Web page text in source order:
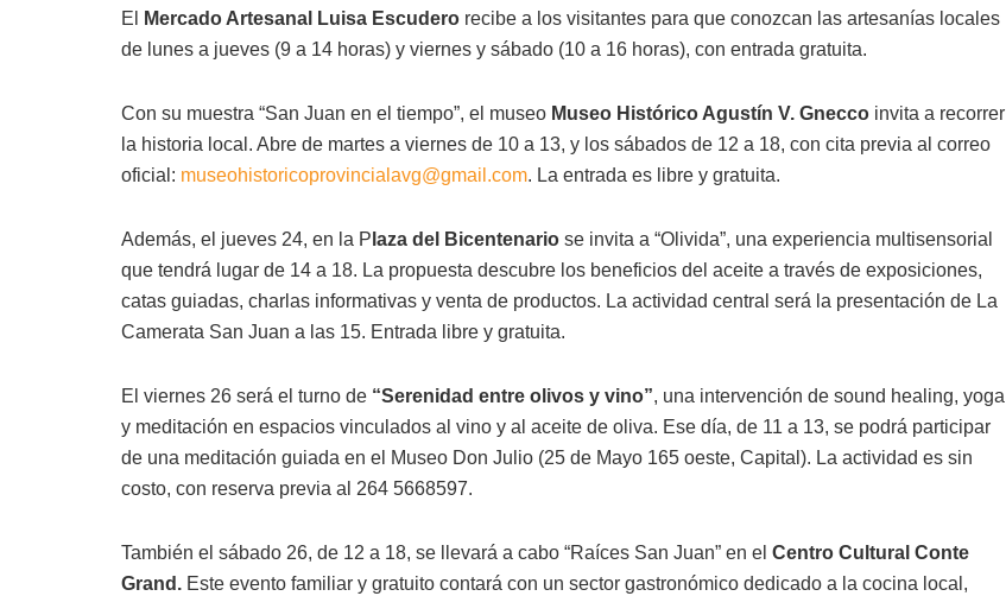
El
Mercado Artesanal Luisa Escudero recibe a los visitantes para que conozcan las artesanías locales
de lunes a jueves (9 a 14 horas) y viernes y sábado (10 a 16 horas), con entrada gratuita.
Con su muestra “San Juan en el tiempo”, el museo Museo Histórico Agustín V. Gnecco invita a recorrer
la historia local. Abre de martes a viernes de 10 a 13, y los sábados de 12 a 18, con cita previa al correo
oficial: museohistoricoprovincialavg@gmail.com. La entrada es libre y gratuita.
Además, el jueves 24, en la P laza del Bicentenario se invita a “Olivida”, una experiencia multisensorial
que tendrá lugar de 14 a 18. La propuesta descubre los beneficios del aceite a través de exposiciones,
catas guiadas, charlas informativas y venta de productos. La actividad central será la presentación de La
Camerata San Juan a las 15. Entrada libre y gratuita.
El viernes 26 será el turno de “Serenidad entre olivos y vino”, una intervención de sound healing, yoga
y meditación en espacios vinculados al vino y al aceite de oliva. Ese día, de 11 a 13, se podrá participar
de una meditación guiada en el Museo Don Julio (25 de Mayo 165 oeste, Capital). La actividad es sin
costo, con reserva previa al 264 5668597.
También el sábado 26, de 12 a 18, se llevará a cabo “Raíces San Juan” en el Centro Cultural Conte
Grand. Este evento familiar y gratuito contará con un sector gastronómico dedicado a la cocina local,